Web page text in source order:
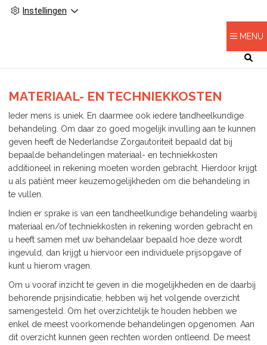
Instellingen
MENU
MATERIAAL- EN TECHNIEKKOSTEN
Ieder mens is uniek. En daarmee ook iedere tandheelkundige
behandeling. Om daar zo goed mogelijk invulling aan te kunnen
geven heeft de Nederlandse Zorgautoriteit bepaald dat bij
bepaalde behandelingen materiaal- en techniekkosten
additioneel in rekening moeten worden gebracht. Hierdoor krijgt
u als patiënt meer keuzemogelijkheden om die behandeling in
te vullen.
Indien er sprake is van een tandheelkundige behandeling waarbij
materiaal en/of techniekkosten in rekening worden gebracht en
u heeft samen met uw behandelaar bepaald hoe deze wordt
ingevuld, dan krijgt u hiervoor een individuele prijsopgave of
kunt u hierom vragen.
Om u vooraf inzicht te geven in die mogelijkheden en de daarbij
behorende prijsindicatie, hebben wij het volgende overzicht
samengesteld. Om het overzichtelijk te houden hebben we
enkel de meest voorkomende behandelingen opgenomen. Aan
dit overzicht kunnen geen rechten worden ontleend. De meest